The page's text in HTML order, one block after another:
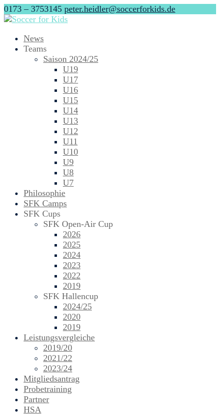
0173 – 3753145 peter.heidler@soccerforkids.de
News
Teams
Saison 2024/25
U19
U17
U16
U15
U14
U13
U12
U11
U10
U9
U8
U7
Philosophie
SFK Camps
SFK Cups
SFK Open-Air Cup
2026
2025
2024
2023
2022
2019
SFK Hallencup
2024/25
2020
2019
Leistungsvergleiche
2019/20
2021/22
2023/24
Mitgliedsantrag
Probetraining
Partner
HSA